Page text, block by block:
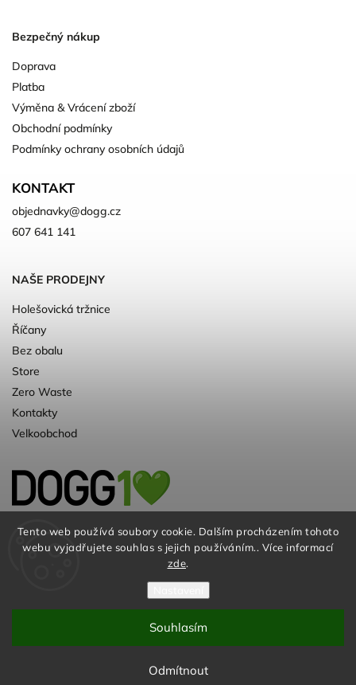
Tento web používá soubory cookie. Dalším procházením tohoto
webu vyjadřujete souhlas s jejich používáním.. Více informací
zde.
Odmítnout
Souhlasím
Bezpečný nákup
Doprava
Platba
Výměna & Vrácení zboží
Obchodní podmínky
Podmínky ochrany osobních údajů
KONTAKT
objednavky@dogg.cz
607 641 141
NAŠE PRODEJNY
Holešovická tržnice
Říčany
Bez obalu
Store
Zero Waste
Kontakty
Velkoobchod
Kvalitní a ♻️eko chovatelské potřeby pro
psy. Už 10 let